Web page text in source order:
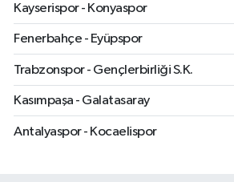
Kayserispor - Konyaspor
Fenerbahçe - Eyüpspor
Trabzonspor - Gençlerbirliği S.K.
Kasımpaşa - Galatasaray
Antalyaspor - Kocaelispor